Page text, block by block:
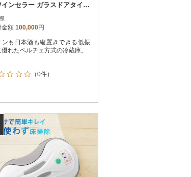
インセラー ガラスドアタイプ
K
金額 100,000円
ンも日本酒も縦置きできる低振
れたペルチェ方式の冷蔵庫。
（0件）